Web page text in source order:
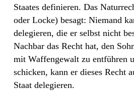
Staates definieren. Das
oder Locke) besagt: Niemand
delegieren, die er selbst nicht
Nachbar das Recht hat, den
mit Waffengewalt zu entführen
schicken, kann er dieses Recht
Staat delegieren.